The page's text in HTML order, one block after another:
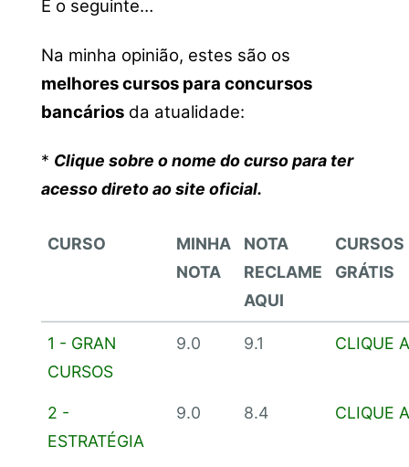
É o seguinte…
Na minha opinião, estes são os
melhores cursos para concursos
bancáriosda atualidade:
* Clique sobre o nome do curso para ter
acesso direto ao site oficial.
CURSO
MINHA
NOTA
NOTA
RECLAME
AQUI
CURSOS
GRÁTIS
1 - GRAN
CURSOS
9.0 9.1 CLIQUE
2 -
ESTRATÉGIA
9.0 8.4 CLIQUE